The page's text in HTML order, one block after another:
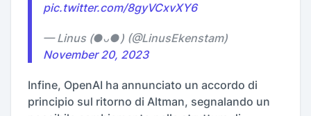
pic.twitter.com/8gyVCxvXY6
— Linus (●ᴗ●) (@LinusEkenstam)
November 20, 2023
Infine, OpenAI ha annunciato un accordo di
principio sul ritorno di Altman, segnalando un